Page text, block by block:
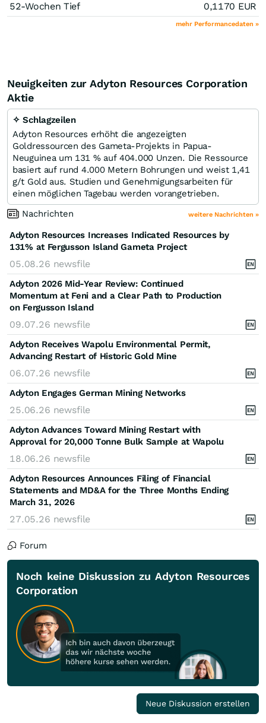
52-Wochen Tief 0,1170 EUR
mehr Performancedaten »
Neuigkeiten zur Adyton Resources Corporation
Aktie
✧ Schlagzeilen
Adyton Resources erhöht die angezeigten
Goldressourcen des Gameta-Projekts in Papua-
Neuguinea um 131 % auf 404.000 Unzen. Die Ressource
basiert auf rund 4.000 Metern Bohrungen und weist 1,41
g/t Gold aus. Studien und Genehmigungsarbeiten für
einen möglichen Tagebau werden vorangetrieben.
Nachrichten
weitere Nachrichten »
Adyton Resources Increases Indicated Resources by
131% at Fergusson Island Gameta Project
05.08.26 newsfile
Adyton 2026 Mid-Year Review: Continued
Momentum at Feni and a Clear Path to Production
on Fergusson Island
09.07.26 newsfile
Adyton Receives Wapolu Environmental Permit,
Advancing Restart of Historic Gold Mine
06.07.26 newsfile
Adyton Engages German Mining Networks
25.06.26 newsfile
Adyton Advances Toward Mining Restart with
Approval for 20,000 Tonne Bulk Sample at Wapolu
18.06.26 newsfile
Adyton Resources Announces Filing of Financial
Statements and MD&A for the Three Months Ending
March 31, 2026
27.05.26 newsfile
Forum
Noch keine Diskussion zu Adyton Resources
Corporation
Neue Diskussion erstellen